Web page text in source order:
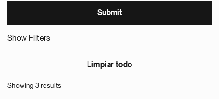
Show Filters
Limpiar todo
Showing 3 results